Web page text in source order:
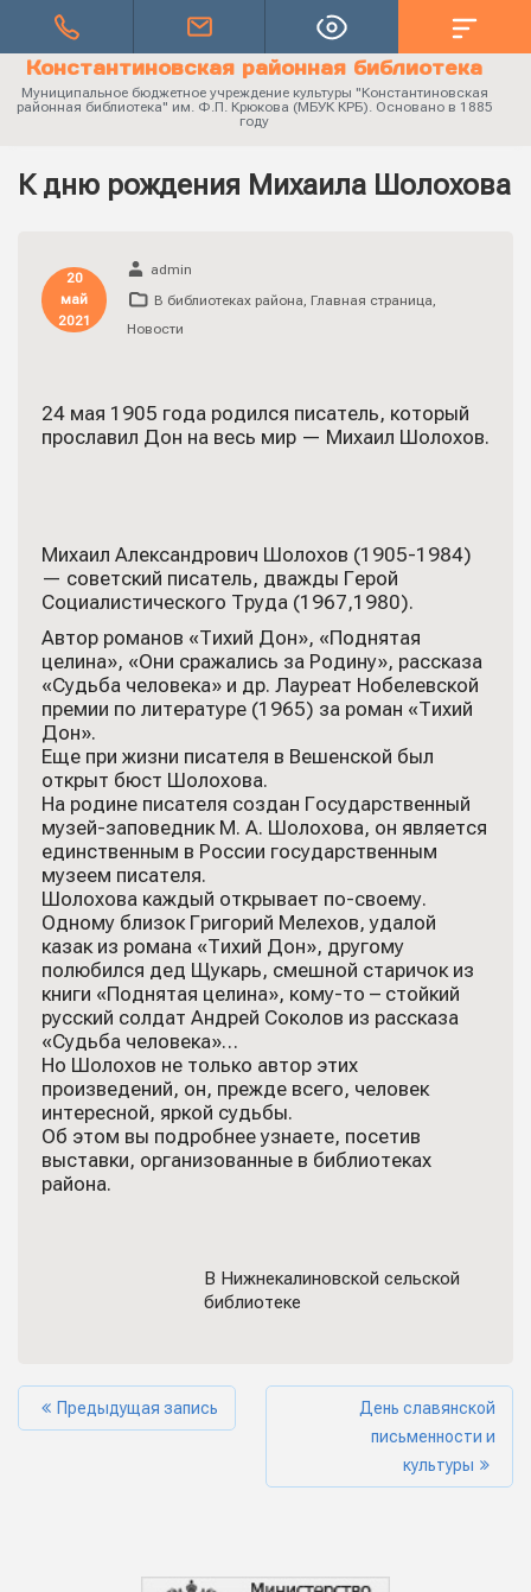
Константиновская районная библиотека
Муниципальное бюджетное учреждение культуры "Константиновская
районная библиотека" им. Ф.П. Крюкова (МБУК КРБ). Основано в 1885
году
К дню рождения Михаила Шолохова
20
май
2021
admin
В библиотеках района, Главная страница,
Новости
24 мая 1905 года родился писатель, который
прославил Дон на весь мир — Михаил Шолохов.
Михаил Александрович Шолохов (1905-1984)
— cоветский писатель, дважды Герой
Социалистического Труда (1967,1980).
Автор романов «Тихий Дон», «Поднятая
целина», «Они сражались за Родину», рассказа
«Судьба человека» и др. Лауреат Нобелевской
премии по литературе (1965) за роман «Тихий
Дон».
Еще при жизни писателя в Вешенской был
открыт бюст Шолохова.
На родине писателя создан Государственный
музей-заповедник М. А. Шолохова, он является
единственным в России государственным
музеем писателя.
Шолохова каждый открывает по-своему.
Одному близок Григорий Мелехов, удалой
казак из романа «Тихий Дон», другому
полюбился дед Щукарь, смешной старичок из
книги «Поднятая целина», кому-то – стойкий
русский солдат Андрей Соколов из рассказа
«Судьба человека»…
Но Шолохов не только автор этих
произведений, он, прежде всего, человек
интересной, яркой судьбы.
Об этом вы подробнее узнаете, посетив
выставки, организованные в библиотеках
района.
В Нижнекалиновской сельской
библиотеке
Предыдущая запись
День славянской
письменности и
культуры